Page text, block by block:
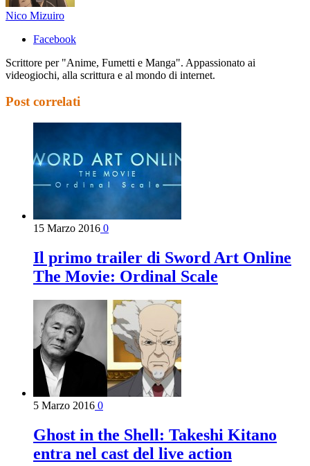
Nico Mizuiro
Facebook
Scrittore per "Anime, Fumetti e Manga". Appassionato ai
videogiochi, alla scrittura e al mondo di internet.
Post correlati
15 Marzo 2016 0
Il primo trailer di Sword Art Online
The Movie: Ordinal Scale
5 Marzo 2016 0
Ghost in the Shell: Takeshi Kitano
entra nel cast del live action